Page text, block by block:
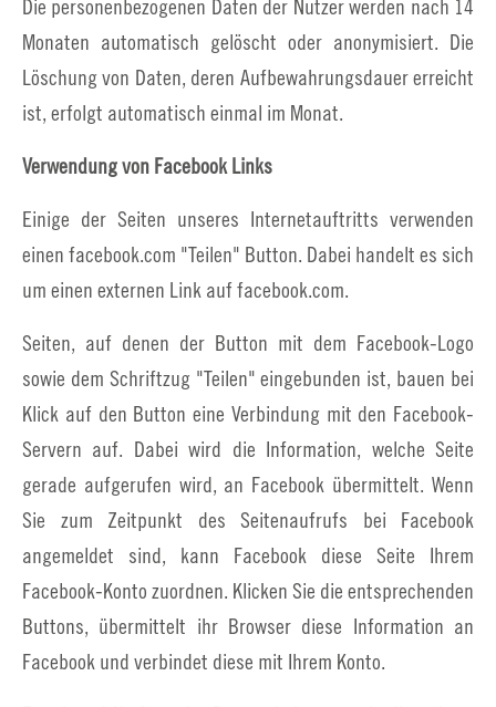
Die personenbezogenen Daten der Nutzer werden nach 14
Monaten automatisch gelöscht oder anonymisiert. Die
Löschung von Daten, deren Aufbewahrungsdauer erreicht
ist, erfolgt automatisch einmal im Monat.
Verwendung von Facebook Links
Einige der Seiten unseres Internetauftritts verwenden
einen facebook.com "Teilen" Button. Dabei handelt es sich
um einen externen Link auf facebook.com.
Seiten, auf denen der Button mit dem Facebook-Logo
sowie dem Schriftzug "Teilen" eingebunden ist, bauen bei
Klick auf den Button eine Verbindung mit den Facebook-
Servern auf. Dabei wird die Information, welche Seite
gerade aufgerufen wird, an Facebook übermittelt. Wenn
Sie zum Zeitpunkt des Seitenaufrufs bei Facebook
angemeldet sind, kann Facebook diese Seite Ihrem
Facebook-Konto zuordnen. Klicken Sie die entsprechenden
Buttons, übermittelt ihr Browser diese Information an
Facebook und verbindet diese mit Ihrem Konto.